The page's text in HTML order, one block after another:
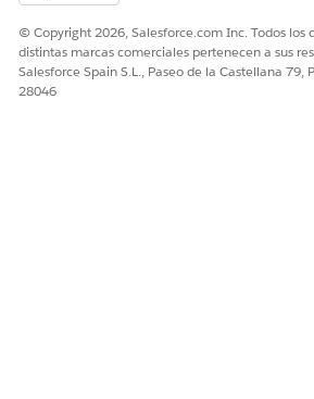
© Copyright 2026, Salesforce.com Inc. Todos los
distintas marcas comerciales pertenecen a sus
Salesforce Spain S.L., Paseo de la Castellana 79,
28046